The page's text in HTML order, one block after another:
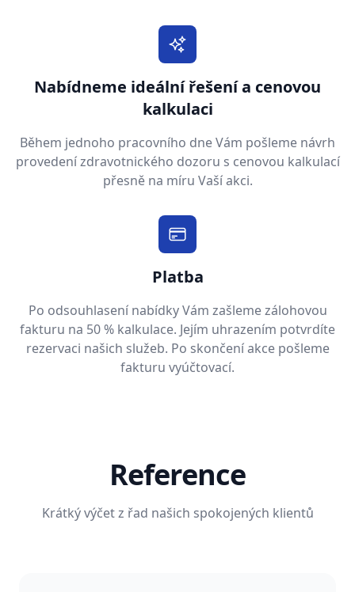
Nabídneme ideální řešení a cenovou
kalkulaci
Během jednoho pracovního dne Vám pošleme návrh
provedení zdravotnického dozoru s cenovou kalkulací
přesně na míru Vaší akci.
Platba
Po odsouhlasení nabídky Vám zašleme zálohovou
fakturu na 50 % kalkulace. Jejím uhrazením potvrdíte
rezervaci našich služeb. Po skončení akce pošleme
fakturu vyúčtovací.
Reference
Krátký výčet z řad našich spokojených klientů